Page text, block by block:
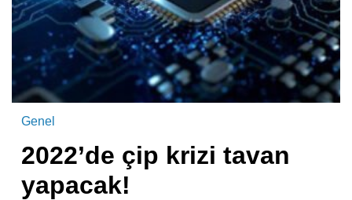
Genel
2022’de çip krizi tavan
yapacak!